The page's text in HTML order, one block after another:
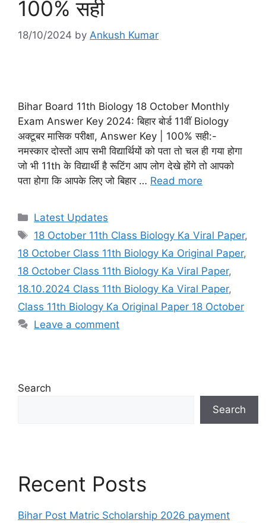
100% सही
18/10/2024 by Ankush Kumar
Bihar Board 11th Biology 18 October Monthly
Exam Answer Key 2024: बिहार बोर्ड 11वीं Biology
अक्टूबर मासिक परीक्षा, Answer Key | 100% सही:-
नमस्कार दोस्तों आप सभी विद्यार्थियों को पता तो चल ही गया होगा
जो भी 11th के विद्यार्थी है रूटिंग आप लोग देखे होंगे तो आपको
पता होगा कि आपके लिए जो बिहार … Read more
Categories
Latest Updates
Tags
18 October 11th Class Biology Ka Viral Paper,
18 October Class 11th Biology Ka Original Paper,
18 October Class 11th Biology Ka Viral Paper,
18.10.2024 Class 11th Biology Ka Viral Paper,
Class 11th Biology Ka Original Paper 18 October
Leave a comment
Search
Search
Recent Posts
Bihar Post Matric Scholarship 2026 payment